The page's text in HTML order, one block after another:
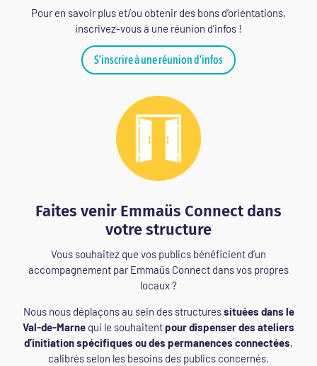
Pour en savoir plus et/ou obtenir des bons d’orientations,
inscrivez-vous à une réunion d’infos !
S'inscrire à une réunion d'infos
Faites venir Emmaüs Connect dans
votre structure
Vous souhaitez que vos publics bénéficient d’un
accompagnement par Emmaüs Connect dans vos propres
locaux ?
Nous nous déplaçons au sein des structuressituées dans le
Val-de-Marne qui le souhaitentpour dispenser des ateliers
d’initiation spécifiques ou des permanences connectées,
calibrés selon les besoins des publics concernés.